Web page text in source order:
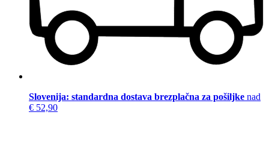
Slovenija: standardna dostava brezplačna za pošiljke nad
€ 52,90